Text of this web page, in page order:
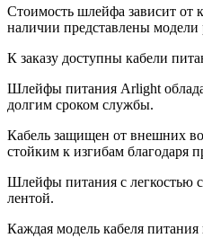
Стоимость шлейфа зависит от
наличии представлены модели
К заказу доступны кабели
Шлейфы питания Arlight
долгим сроком службы.
Кабель защищен от внешних
стойким к изгибам благодаря
Шлейфы питания с легкостью
лентой.
Каждая модель кабеля питания